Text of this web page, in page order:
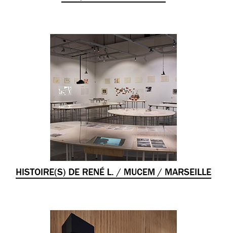
HISTOIRE(S) DE RENÉ L. / MUCEM / MARSEILLE